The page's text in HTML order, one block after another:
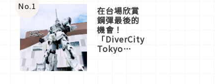
No.1 在台場欣賞
鋼彈最後的
機會！
「DiverCity
Tokyo